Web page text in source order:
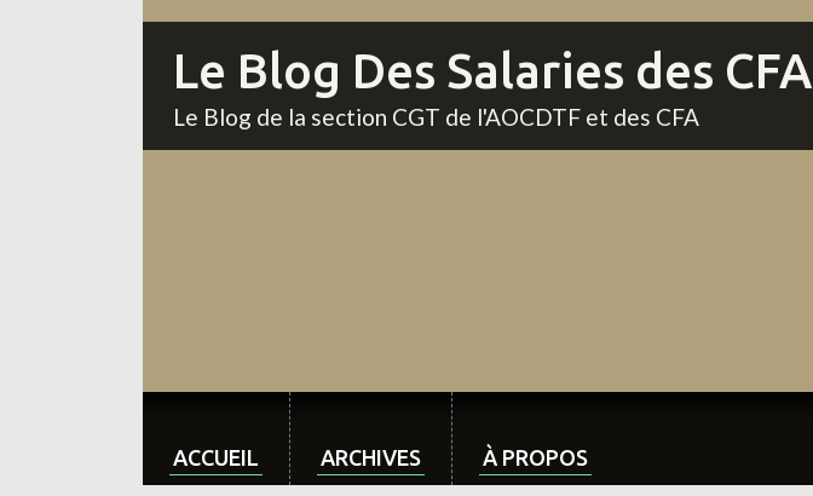
Le Blog Des Salaries des CFA
Le Blog de la section CGT de l'AOCDTF et des CFA
ACCUEIL ARCHIVES À PROPOS